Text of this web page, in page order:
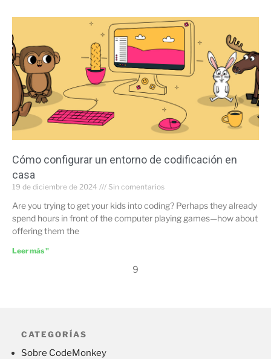
Cómo configurar un entorno de codificación en
casa
19 de diciembre de 2024 Sin comentarios
Are you trying to get your kids into coding? Perhaps they already
spend hours in front of the computer playing games—how about
offering them the
Leer más "
9
CATEGORÍAS
Sobre CodeMonkey